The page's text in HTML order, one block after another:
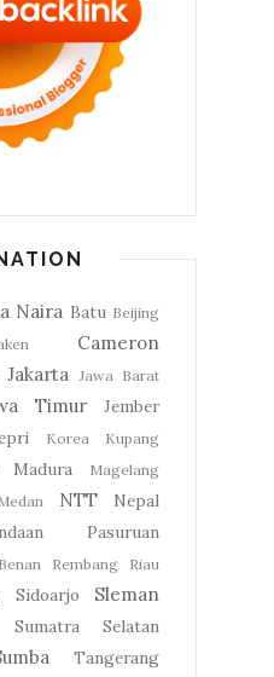
Naira Batu Beijing
Cameron
Jakarta Jawa Barat
Timur Jember
Korea Kupang
Madura Magelang
NTT
Nepal
Pasuruan
Rembang
Riau
Sidoarjo
Sleman
Sumatra Selatan
Tangerang